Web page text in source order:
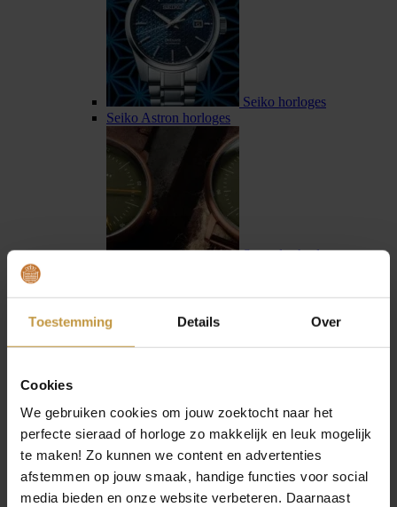
Toestemming Details Over
Cookies
We gebruiken cookies om jouw zoektocht naar het
perfecte sieraad of horloge zo makkelijk en leuk mogelijk
te maken! Zo kunnen we content en advertenties
afstemmen op jouw smaak, handige functies voor social
media bieden en onze website verbeteren. Daarnaast
Seiko horloges
Seiko Astron horloges
Sternglas horloges